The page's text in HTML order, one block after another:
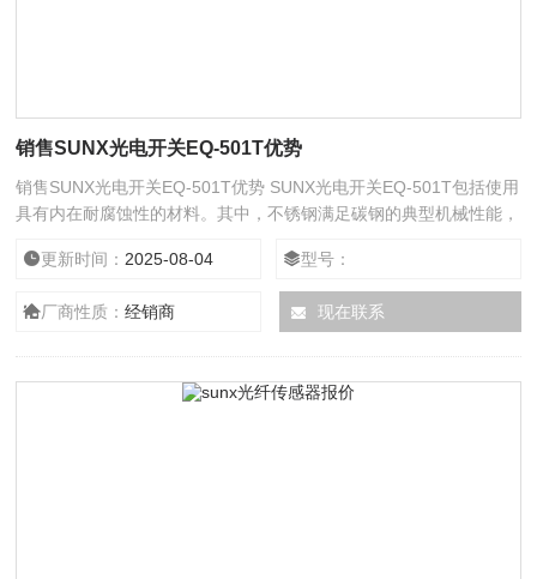
销售SUNX光电开关EQ-501T优势
销售SUNX光电开关EQ-501T优势 SUNX光电开关EQ-501T包括使用
具有内在耐腐蚀性的材料。其中，不锈钢满足碳钢的典型机械性能，
工作的时间表示，在测试样品总表面的 5% 出现白色和红色氧化物之
前。白色氧化物是腐蚀的第一步。这表明锌钝化的保护作用已经结
束，盐将侵蚀锌层。在这种情况下，钢材保持完整，因为它仍然受到
更新时间： 2025-08-04 型号：
厂商性质：经销商 现在联系